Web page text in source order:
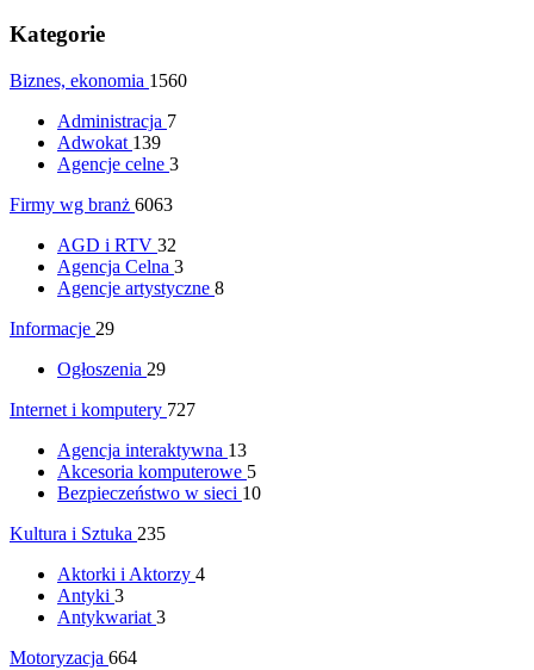
Kategorie
Biznes, ekonomia 1560
Administracja 7
Adwokat 139
Agencje celne 3
Firmy wg branż 6063
AGD i RTV 32
Agencja Celna 3
Agencje artystyczne 8
Informacje 29
Ogłoszenia 29
Internet i komputery 727
Agencja interaktywna 13
Akcesoria komputerowe 5
Bezpieczeństwo w sieci 10
Kultura i Sztuka 235
Aktorki i Aktorzy 4
Antyki 3
Antykwariat 3
Motoryzacja 664